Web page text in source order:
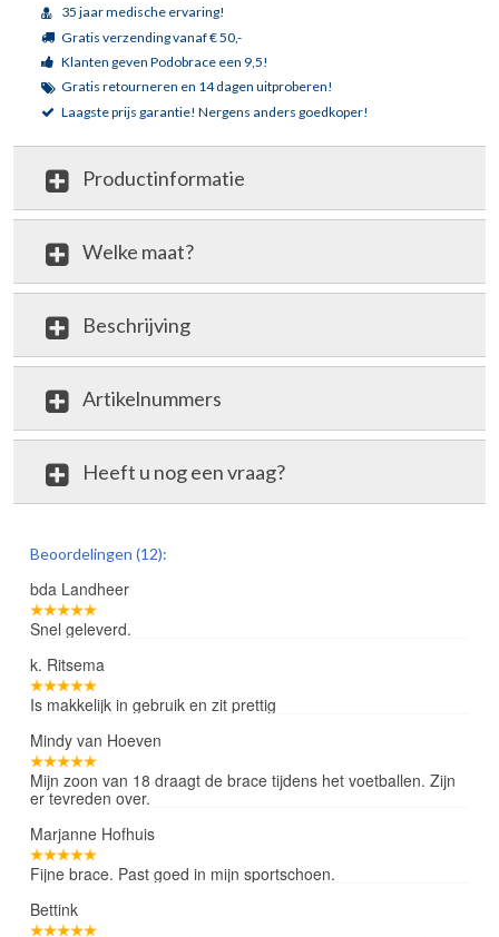
35 jaar medische ervaring!
Gratis verzending vanaf € 50,-
Klanten geven Podobrace een 9,5!
Gratis retourneren en 14 dagen uitproberen!
Laagste prijs garantie! Nergens anders goedkoper!
Productinformatie
Welke maat?
Beschrijving
Artikelnummers
Heeft u nog een vraag?
Beoordelingen (12):
bda Landheer
Snel geleverd.
k. Ritsema
Is makkelijk in gebruik en zit prettig
Mindy van Hoeven
Mijn zoon van 18 draagt de brace tijdens het voetballen. Zijn
er tevreden over.
Marjanne Hofhuis
Fijne brace. Past goed in mijn sportschoen.
Bettink